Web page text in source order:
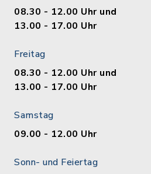
08.30 - 12.00 Uhr und
13.00 - 17.00 Uhr
Freitag
08.30 - 12.00 Uhr und
13.00 - 17.00 Uhr
Samstag
09.00 - 12.00 Uhr
Sonn- und Feiertag